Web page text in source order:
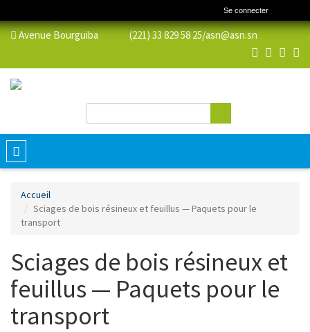
Se connecter
Avenue Bourguiba (221) 33 829 58 25/asn@asn.sn
Formulaire de recherche
Toggle
navigation
Accueil
Sciages de bois résineux et feuillus — Paquets pour le
transport
Sciages de bois résineux et
feuillus — Paquets pour le
transport